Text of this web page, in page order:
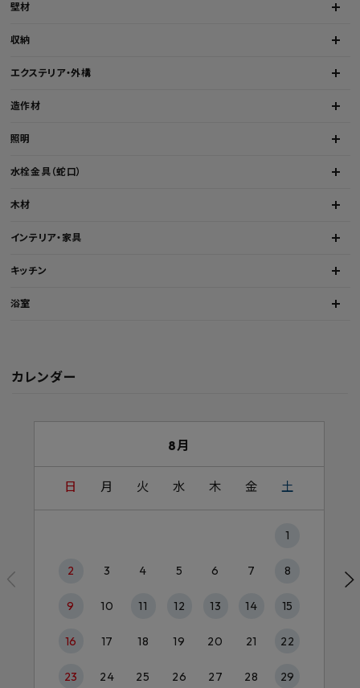
壁材
収納
エクステリア・外構
造作材
照明
水栓金具（蛇口）
木材
インテリア・家具
キッチン
浴室
カレンダー
8月
日 月 火 水 木 金 土
1
2 3 4 5 6 7 8
9 10 11 12 13 14 15
16 17 18 19 20 21 22
23 24 25 26 27 28 29